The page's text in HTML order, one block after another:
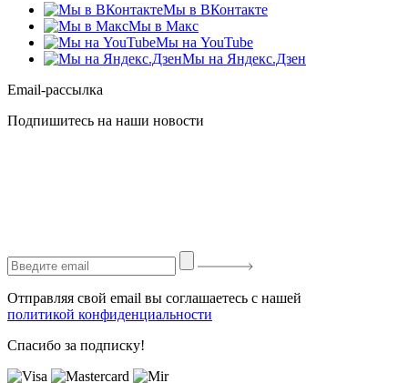
Мы в ВКонтакте
Мы в Макс
Мы на YouTube
Мы на Яндекс.Дзен
Email-рассылка
Подпишитесь на наши новости
Отправляя свой email вы соглашаетесь с нашей
политикой конфиденциальности
Спасибо за подписку!